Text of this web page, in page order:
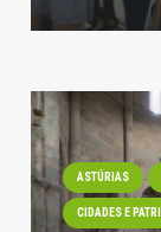
ASTÚRIAS
CIDADES E